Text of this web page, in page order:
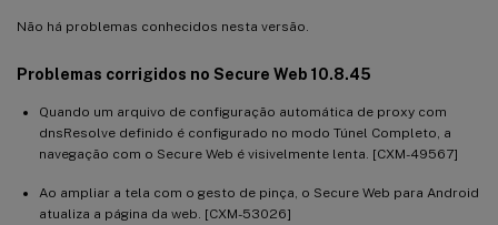
Não há problemas conhecidos nesta versão.
Problemas corrigidos no Secure Web 10.8.45
Quando um arquivo de configuração automática de proxy com
dnsResolve definido é configurado no modo Túnel Completo, a
navegação com o Secure Web é visivelmente lenta. [CXM-49567]
Ao ampliar a tela com o gesto de pinça, o Secure Web para Android
atualiza a página da web. [CXM-53026]